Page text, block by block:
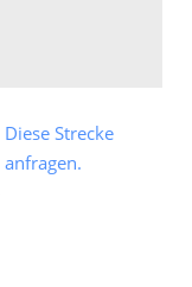
Diese Strecke
anfragen.